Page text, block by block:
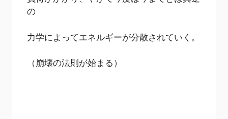
の
力学によってエネルギーが分散されていく。
（崩壊の法則が始まる）